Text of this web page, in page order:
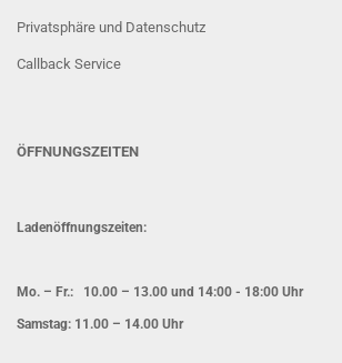
Privatsphäre und Datenschutz
Callback Service
ÖFFNUNGSZEITEN
Ladenöffnungszeiten:
Mo. – Fr.: 10.00 – 13.00 und 14:00 - 18:00 Uhr
Samstag: 11.00 – 14.00 Uhr